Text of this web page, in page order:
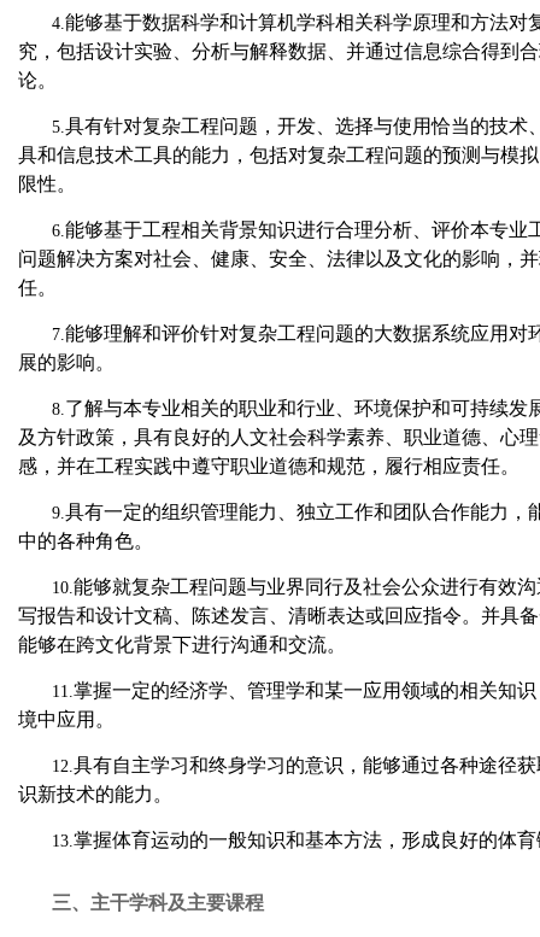
4.能够基于数据科学和计算机学科相关科学原理和方法对
究，包括设计实验、分析与解释数据、并通过信息综合得到
论。
5.具有针对复杂工程问题，开发、选择与使用恰当的技术
具和信息技术工具的能力，包括对复杂工程问题的预测与模
限性。
6.能够基于工程相关背景知识进行合理分析、评价本专业
问题解决方案对社会、健康、安全、法律以及文化的影响，
任。
7.能够理解和评价针对复杂工程问题的大数据系统应用对
展的影响。
8.了解与本专业相关的职业和行业、环境保护和可持续发
及方针政策，具有良好的人文社会科学素养、职业道德、心
感，并在工程实践中遵守职业道德和规范，履行相应责任。
9.具有一定的组织管理能力、独立工作和团队合作能力，
中的各种角色。
10.能够就复杂工程问题与业界同行及社会公众进行有效
写报告和设计文稿、陈述发言、清晰表达或回应指令。并具
能够在跨文化背景下进行沟通和交流。
11.掌握一定的经济学、管理学和某一应用领域的相关知
境中应用。
12.具有自主学习和终身学习的意识，能够通过各种途径
识新技术的能力。
13.掌握体育运动的一般知识和基本方法，形成良好的体
三、主干学科及主要课程